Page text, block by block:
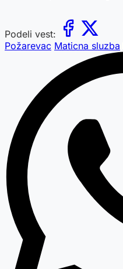
Podeli vest:
Požarevac Maticna sluzba